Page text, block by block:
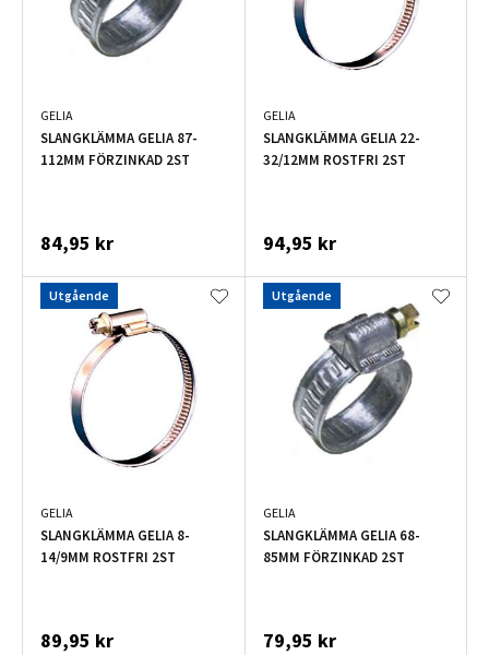
GELIA
SLANGKLÄMMA GELIA 87-
112MM FÖRZINKAD 2ST
84,95 kr
GELIA
SLANGKLÄMMA GELIA 22-
32/12MM ROSTFRI 2ST
94,95 kr
Utgående
GELIA
SLANGKLÄMMA GELIA 8-
14/9MM ROSTFRI 2ST
89,95 kr
Utgående
GELIA
SLANGKLÄMMA GELIA 68-
85MM FÖRZINKAD 2ST
79,95 kr